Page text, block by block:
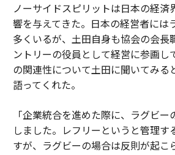
ノーサイドスピリットは日本の経済
響を与えてきた。日本の経営者には
多くいるが、土田自身も協会の会長
ントリーの役員として経営に参画し
の関連性について土田に聞いてみる
語ってくれた。
「企業統合を進めた際に、ラグビ
しました。レフリーというと管理す
すが、ラグビーの場合は反則が起こ